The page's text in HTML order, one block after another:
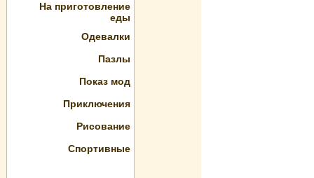
На приготовление
еды
Одевалки
Пазлы
Показ мод
Приключения
Рисование
Спортивные